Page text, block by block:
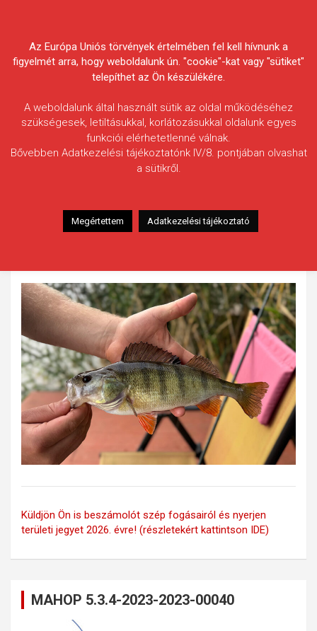
Egyesületek Szövetsége
Markos András
Halfaj: Sügér
Fogott hal adatai: 26 cm
Küldjön Ön is beszámolót szép fogásairól és nyerjen
területi jegyet 2026. évre! (részletekért kattintson IDE)
MAHOP 5.3.4-2023-2023-00040
Az Európa Uniós törvények értelmében fel kell hívnunk a
figyelmét arra, hogy weboldalunk ún. "cookie"-kat vagy "sütiket"
telepíthet az Ön készülékére.
A weboldalunk által használt sütik az oldal működéséhez
szükségesek, letiltásukkal, korlátozásukkal oldalunk egyes
funkciói elérhetetlenné válnak.
Bővebben Adatkezelési tájékoztatónk IV/8. pontjában olvashat
a sütikről.
Megértettem Adatkezelési tájékoztató